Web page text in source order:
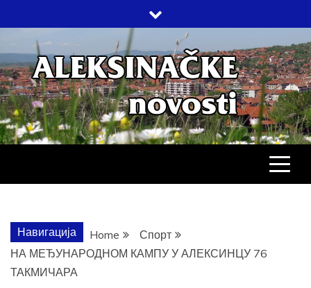
to
content
НОВОСТИ
ДРУШТВО, КУЛТУРА, ЕКОНОМИЈА,
СПОРТ, ПОСЛОВНИ ИМЕНИК,
Навигација Home
Спорт
НА МЕЂУНАРОДНОМ КАМПУ У АЛЕКСИНЦУ 76
ТАКМИЧАРА